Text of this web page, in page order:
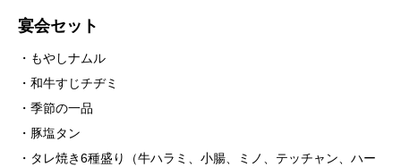
宴会セット
・もやしナムル
・和牛すじチヂミ
・季節の一品
・豚塩タン
・タレ焼き6種盛り（牛ハラミ、小腸、ミノ、テッチャン、ハー